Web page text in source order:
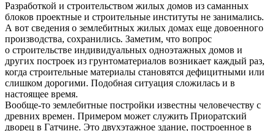
Разработкой и строительством жилых домов из саманных
блоков проектные и строительные институты не занимались.
А вот сведения о землебитных жилых домах еще довоенного
производства, сохранились. Заметим, что вопрос
о строительстве индивидуальных одноэтажных домов и
других построек из грунтоматериалов возникает каждый раз,
когда строительные материалы становятся дефицитными или
слишком дорогими. Подобная ситуация сложилась и в
настоящее время.
Вообще-то землебитные постройки известны человечеству с
древних времен. Примером может служить Приоратский
дворец в Гатчине. Это двухэтажное здание, построенное в